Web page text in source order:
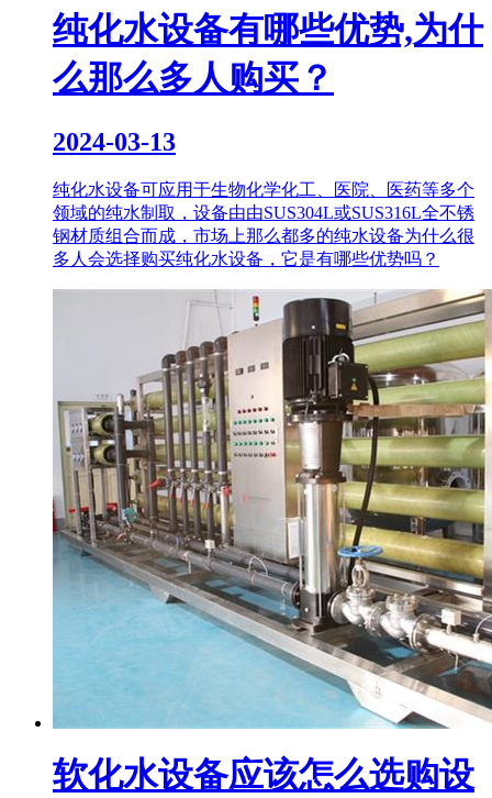
纯化水设备有哪些优势,为什
么那么多人购买？
2024-03-13
纯化水设备可应用于生物化学化工、医院、医药等多个
领域的纯水制取，设备由由SUS304L或SUS316L全不锈
钢材质组合而成，市场上那么都多的纯水设备为什么很
多人会选择购买纯化水设备，它是有哪些优势吗？
软化水设备应该怎么选购设